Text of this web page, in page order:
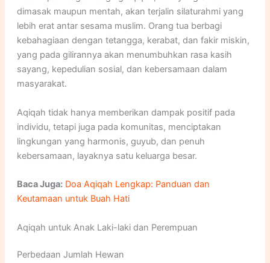
dimasak maupun mentah, akan terjalin silaturahmi yang
lebih erat antar sesama muslim. Orang tua berbagi
kebahagiaan dengan tetangga, kerabat, dan fakir miskin,
yang pada gilirannya akan menumbuhkan rasa kasih
sayang, kepedulian sosial, dan kebersamaan dalam
masyarakat.
Aqiqah tidak hanya memberikan dampak positif pada
individu, tetapi juga pada komunitas, menciptakan
lingkungan yang harmonis, guyub, dan penuh
kebersamaan, layaknya satu keluarga besar.
Baca Juga: Doa Aqiqah Lengkap: Panduan dan
Keutamaan untuk Buah Hati
Aqiqah untuk Anak Laki-laki dan Perempuan
Perbedaan Jumlah Hewan